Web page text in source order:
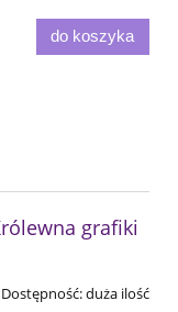
do koszyka
grafiki
Dostępność:duża ilość